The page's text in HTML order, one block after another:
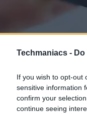
Techmaniacs -
If you wish to opt-out
sensitive information
confirm your
continue seeing
πρόκειται να
να